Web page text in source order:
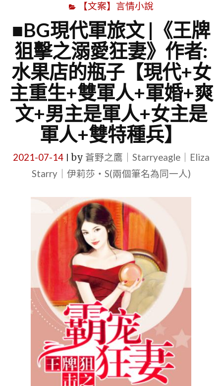
【文案】言情小說
■BG現代軍旅文 |《王牌
狙擊之溺愛狂妻》作者:
水果店的瓶子【現代+女
主重生+雙軍人+軍婚+爽
文+男主是軍人+女主是
軍人+雙特種兵】
2021-07-14| by 蒼野之鷹｜Starryeagle｜Eliza
Starry｜伊莉莎・S(兩個筆名為同一人)